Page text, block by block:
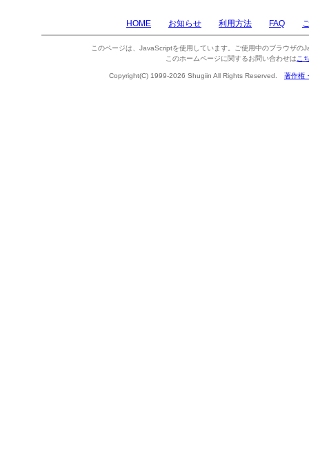
HOME お知らせ 利用方法 FAQ
このページは、JavaScriptを使用しています。ご使用中のブラウザの
このホームページに関するお問い合わせは こ
Copyright(C) 1999-2026 Shugiin All Rights Reserved. 著作権